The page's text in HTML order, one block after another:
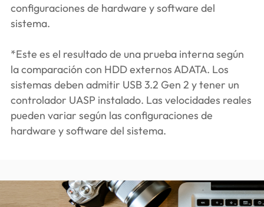
configuraciones de hardware y software del
sistema.
*Este es el resultado de una prueba interna según
la comparación con HDD externos ADATA. Los
sistemas deben admitir USB 3.2 Gen 2 y tener un
controlador UASP instalado. Las velocidades reales
pueden variar según las configuraciones de
hardware y software del sistema.